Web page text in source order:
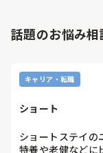
話題のお悩み相
キャリア・転職
ショート
ショートステイの